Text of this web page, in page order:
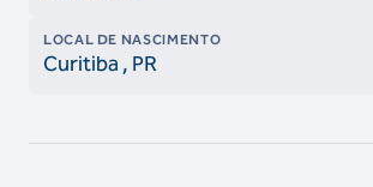
LOCAL DE NASCIMENTO
Curitiba , PR